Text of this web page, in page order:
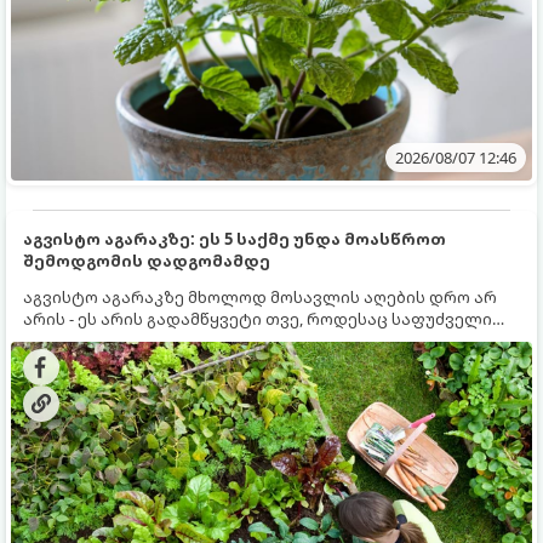
2026/08/07 12:46
აგვისტო აგარაკზე: ეს 5 საქმე უნდა მოასწროთ
შემოდგომის დადგომამდე
აგვისტო აგარაკზე მხოლოდ მოსავლის აღების დრო არ
არის - ეს არის გადამწყვეტი თვე, როდესაც საფუძველი
ეყრება მომავალი წლის მოსავალს და ბაღი მზადდება
შემოდგომა-ზამთრის სეზონისთვის. იმისათვის, რომ
ნიადაგმა ენერგია აღიდგინოს, ხოლო მცენარეებმა
ზამთარს გაუძლონ, აგვისტოს ბოლომდე 5
მნიშვნელოვანი საქმის გაკეთება უნდა მოასწროთ: